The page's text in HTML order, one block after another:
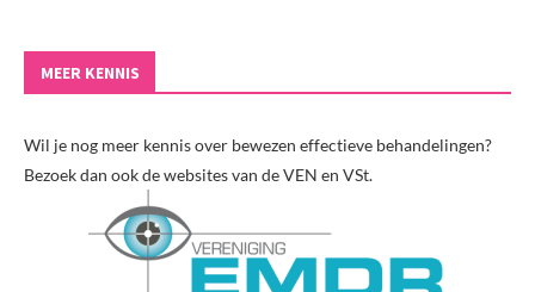
MEER KENNIS
Wil je nog meer kennis over bewezen effectieve behandelingen?
Bezoek dan ook de websites van de VEN en VSt.